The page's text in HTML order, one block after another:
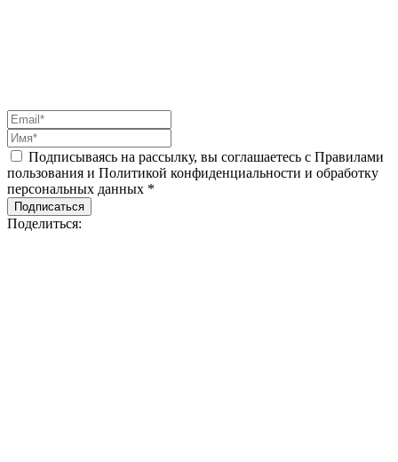
Подписываясь на рассылку, вы соглашаетесь с Правилами
пользования и Политикой конфиденциальности и обработку
персональных данных *
Подписаться
Поделиться: